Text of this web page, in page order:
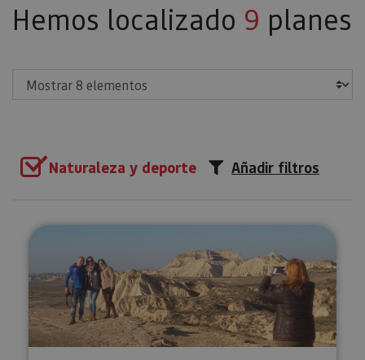
Hemos localizado 9 planes
Naturaleza y deporte Añadir filtros
Ruta 4x4 Bardenas esencial